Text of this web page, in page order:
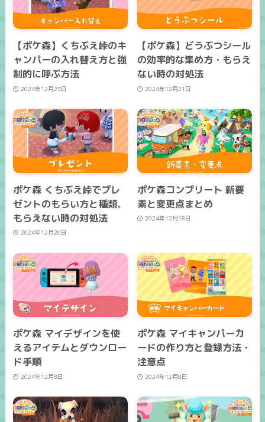
【ポケ森】くちぶえ峠のキ
ャンパーの入れ替え方と強
制的に呼ぶ方法
2024年12月23日
【ポケ森】どうぶつシール
の効率的な集め方・もらえ
ない時の対処法
2024年12月21日
ポケ森 くちぶえ峠でプレ
ゼントのもらい方と種類、
もらえない時の対処法
2024年12月20日
ポケ森コンプリート 新要
素と変更点まとめ
2024年12月18日
ポケ森 マイデザインを使
えるアイテムとダウンロー
ド手順
2024年12月8日
ポケ森 マイキャンパーカ
ードの作り方と登録方法・
注意点
2024年12月8日